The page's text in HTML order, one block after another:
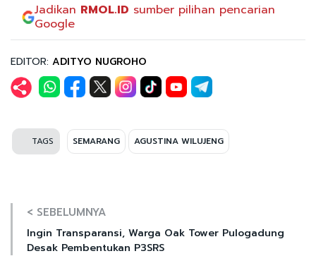
Jadikan RMOL.ID sumber pilihan pencarian
Google
EDITOR: ADITYO NUGROHO
TAGS SEMARANG AGUSTINA WILUJENG
< SEBELUMNYA
Ingin Transparansi, Warga Oak Tower Pulogadung
Desak Pembentukan P3SRS